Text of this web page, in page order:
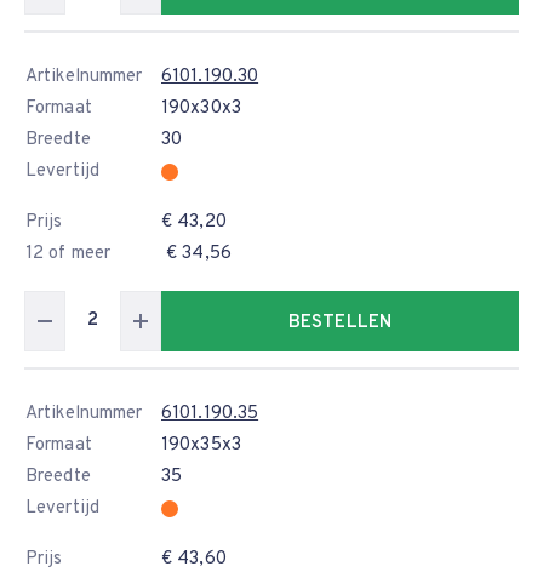
Artikelnummer
6101.190.30
Formaat
190x30x3
Breedte
30
Levertijd
Prijs
€ 43,20
12 of meer
€ 34,56
BESTELLEN
Artikelnummer
6101.190.35
Formaat
190x35x3
Breedte
35
Levertijd
Prijs
€ 43,60